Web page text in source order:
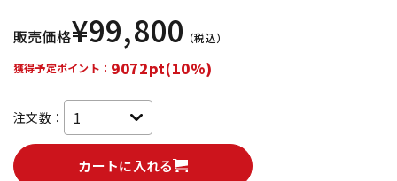
販売価格¥99,800 （税込）
獲得予定ポイント： 9072pt(10%)
注文数：
カートに入れる